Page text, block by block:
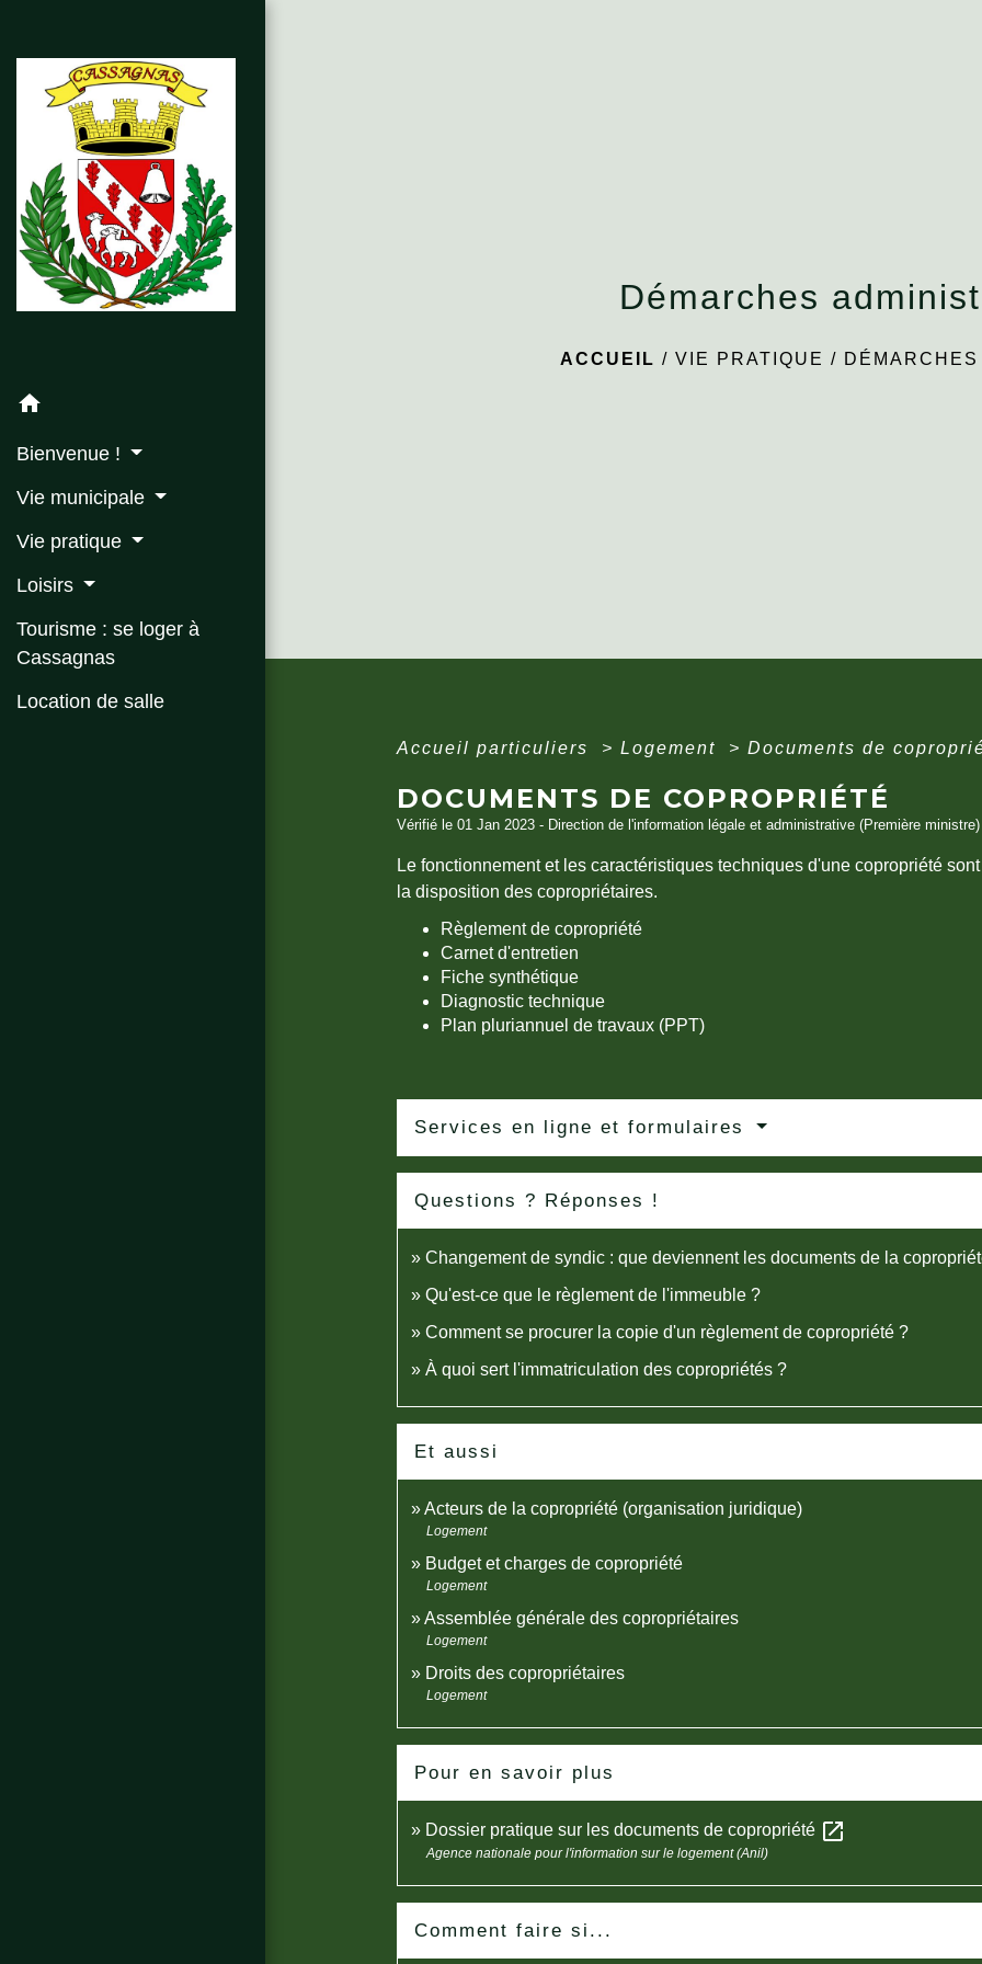
home
Bienvenue !
Vie municipale
Vie pratique
Loisirs
Tourisme : se loger à
Cassagnas
Location de salle
Démarches
ACCUEIL /VIE PRATIQUE /
Accueil particuliers > Logement > Documents de
DOCUMENTS DE COPROPRIÉTÉ
Vérifié le 01 Jan 2023 - Direction de l'information légale et administrative (Première ministre)
Le fonctionnement et les caractéristiques techniques d'une copropriété
la disposition des copropriétaires.
Règlement de copropriété
Carnet d'entretien
Fiche synthétique
Diagnostic technique
Plan pluriannuel de travaux (PPT)
Services en ligne et formulaires
Questions ? Réponses !
Changement de syndic : que deviennent les documents de la
Qu'est-ce que le règlement de l'immeuble ?
Comment se procurer la copie d'un règlement de copropriété ?
À quoi sert l'immatriculation des copropriétés ?
Et aussi
Acteurs de la copropriété (organisation juridique)
Logement
Budget et charges de copropriété
Logement
Assemblée générale des copropriétaires
Logement
Droits des copropriétaires
Logement
Pour en savoir plus
Dossier pratique sur les documents de copropriété open_in_new
Agence nationale pour l'information sur le logement (Anil)
Comment faire si...